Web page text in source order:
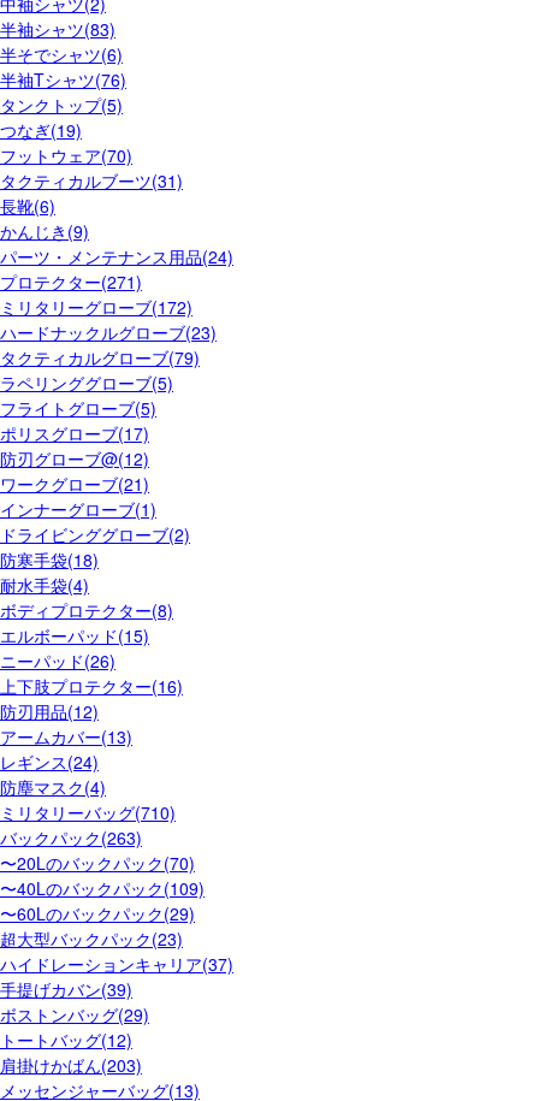
半袖シャツ(83)
半そでシャツ(6)
半袖Tシャツ(76)
タンクトップ(5)
つなぎ(19)
フットウェア(70)
タクティカルブーツ(31)
長靴(6)
かんじき(9)
パーツ・メンテナンス用品(24)
プロテクター(271)
ミリタリーグローブ(172)
ハードナックルグローブ(23)
タクティカルグローブ(79)
ラペリンググローブ(5)
フライトグローブ(5)
ポリスグローブ(17)
防刃グローブ@(12)
ワークグローブ(21)
インナーグローブ(1)
ドライビンググローブ(2)
防寒手袋(18)
耐水手袋(4)
ボディプロテクター(8)
エルボーパッド(15)
ニーパッド(26)
上下肢プロテクター(16)
防刃用品(12)
アームカバー(13)
レギンス(24)
防塵マスク(4)
ミリタリーバッグ(710)
バックパック(263)
〜20Lのバックパック(70)
〜40Lのバックパック(109)
〜60Lのバックパック(29)
超大型バックパック(23)
ハイドレーションキャリア(37)
手提げカバン(39)
ボストンバッグ(29)
トートバッグ(12)
肩掛けかばん(203)
メッセンジャーバッグ(13)